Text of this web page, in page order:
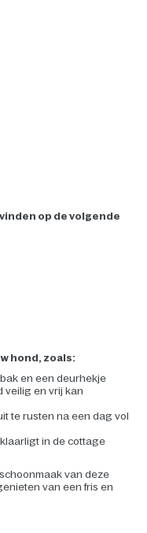
op de volgende
hond, zoals:
en een deurhekje
veilig en vrij kan
te rusten na een dag vol
in de cottage
van deze
van een fris en